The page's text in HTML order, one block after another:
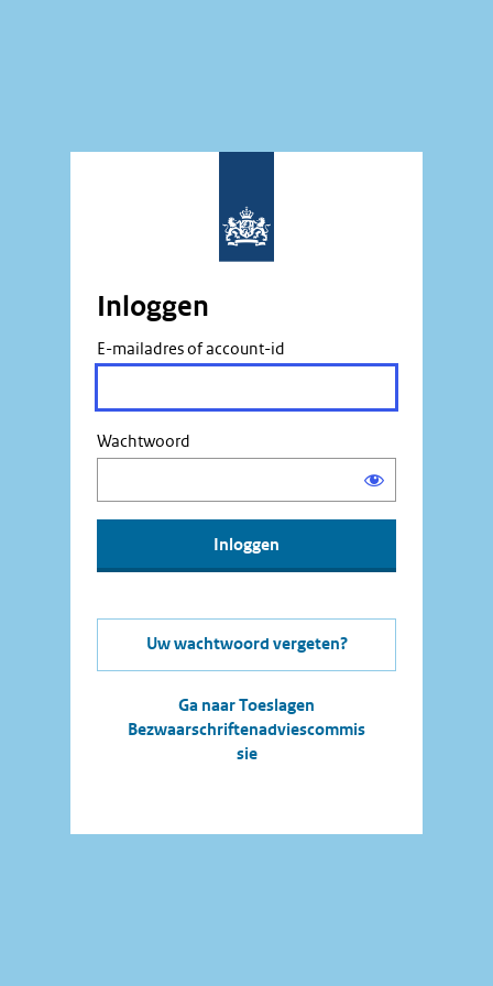
Inloggen
E-mailadres of account-id
Wachtwoord
Uw wachtwoord vergeten?
Ga naar Toeslagen
Bezwaarschriftenadviescommis
sie